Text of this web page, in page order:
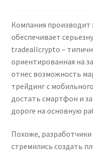
Компания производит
обеспечивает
tradeallcrypto –
ориентированная на
отнес возможность
трейдинг с
достать смартфон и
дороге на основную
Похоже,
стремились создать